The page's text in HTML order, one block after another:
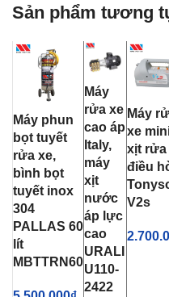
Sản phẩm tương
Máy phun
bọt tuyết
rửa xe,
bình bọt
tuyết inox
304
PALLAS 60
lít
MBTTRN60
Máy
rửa xe
cao áp
Italy,
máy
xịt
nước
áp lực
cao
URALI
U110-
2422
Máy
xe
xịt rửa
điều
V2s